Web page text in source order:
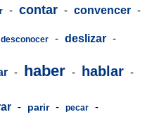
- contar - convencer -
desconocer - deslizar -
- haber - hablar -
- parir - pecar -